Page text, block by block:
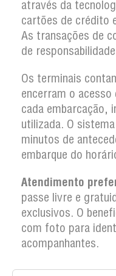
através da
cartões de crédito
As transações de
de
Os terminais
encerram o
cada embarcação,
utilizada. O
minutos de
embarque do
Atendimento
passe livre e
exclusivos. O
com foto para
acompanhantes.